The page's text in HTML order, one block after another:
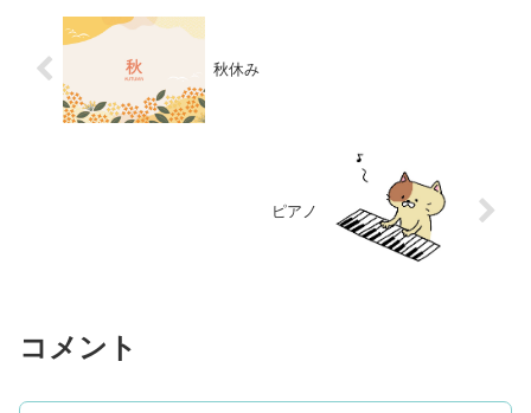
秋休み
ピアノ
コメント